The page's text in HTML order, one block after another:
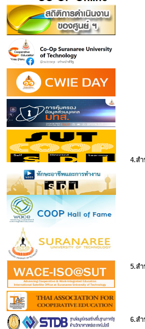
4.ส
5.ส
6.ส